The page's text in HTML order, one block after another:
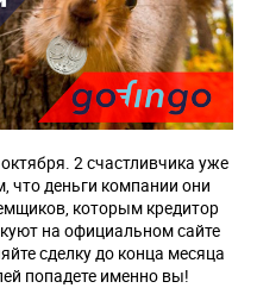
2 счастливчика уже
что деньги компании они
которым кредитор
на официальном сайте
сделку до конца месяца
попадете именно вы!